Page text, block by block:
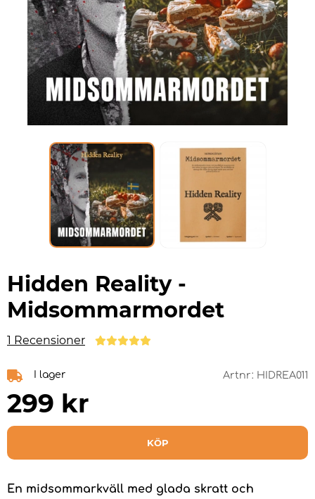
Hidden Reality -
Midsommarmordet
1 Recensioner
I lager Artnr: HIDREA011
299 kr
KÖP
En midsommarkväll med glada skratt och